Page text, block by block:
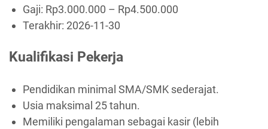
Gaji: Rp3.000.000 – Rp4.500.000
Terakhir: 2026-11-30
Kualifikasi Pekerja
Pendidikan minimal SMA/SMK sederajat.
Usia maksimal 25 tahun.
Memiliki pengalaman sebagai kasir (lebih